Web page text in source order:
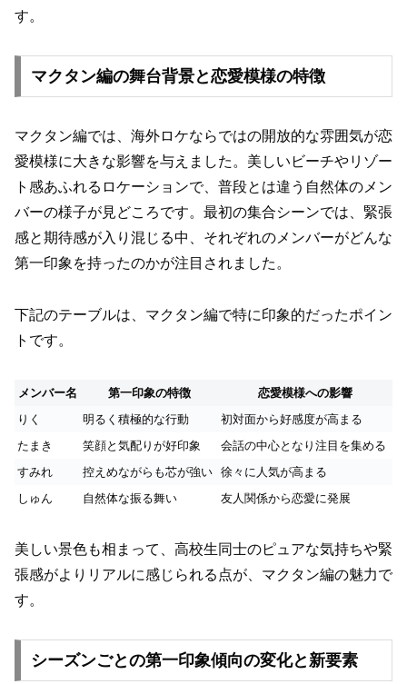
す。
マクタン編の舞台背景と恋愛模様の特徴
マクタン編では、海外ロケならではの開放的な雰囲気が恋
愛模様に大きな影響を与えました。美しいビーチやリゾー
ト感あふれるロケーションで、普段とは違う自然体のメン
バーの様子が見どころです。最初の集合シーンでは、緊張
感と期待感が入り混じる中、それぞれのメンバーがどんな
第一印象を持ったのかが注目されました。
下記のテーブルは、マクタン編で特に印象的だったポイン
トです。
メンバー名 第一印象の特徴
恋愛模様への影響
りく
明るく積極的な行動
初対面から好感度が高まる
たまき
笑顔と気配りが好印象
会話の中心となり注目を集める
すみれ
控えめながらも芯が強い 徐々に人気が高まる
しゅん
自然体な振る舞い 友人関係から恋愛に発展
美しい景色も相まって、高校生同士のピュアな気持ちや緊
張感がよりリアルに感じられる点が、マクタン編の魅力で
す。
シーズンごとの第一印象傾向の変化と新要素